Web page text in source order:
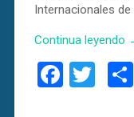
Internacionales de
Continua leyendo